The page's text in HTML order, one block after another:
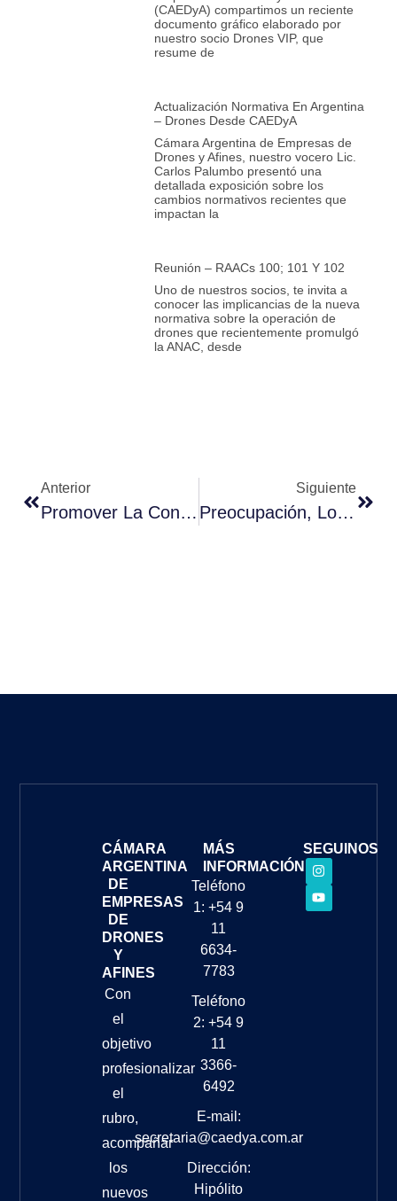
(CAEDyA) compartimos un reciente
documento gráfico elaborado por
nuestro socio Drones VIP, que
resume de
Actualización Normativa En Argentina
– Drones Desde CAEDyA
Cámara Argentina de Empresas de
Drones y Afines, nuestro vocero Lic.
Carlos Palumbo presentó una
detallada exposición sobre los
cambios normativos recientes que
impactan la
Reunión – RAACs 100; 101 Y 102
Uno de nuestros socios, te invita a
conocer las implicancias de la nueva
normativa sobre la operación de
drones que recientemente promulgó
la ANAC, desde
Anterior
Promover La Convivencia Segura Entre La Aviación Tripulada Y Las Operaciones Remotamente Piloteadas
Siguiente
Preocupación, Los RPA En Categoría Abierta Es Una Nueva Amenaza Aeronáutica?
CÁMARA
ARGENTINA
DE
EMPRESAS
DE
DRONES
Y
AFINES
Con
el
objetivo
profesionalizar
el
rubro,
acompañar
los
nuevos
MÁS
INFORMACIÓN
Teléfono
1: +54 9
11
6634-
7783
Teléfono
2: +54 9
11
3366-
6492
E-mail:
secretaria@caedya.com.ar
Dirección:
Hipólito
SEGUINOS